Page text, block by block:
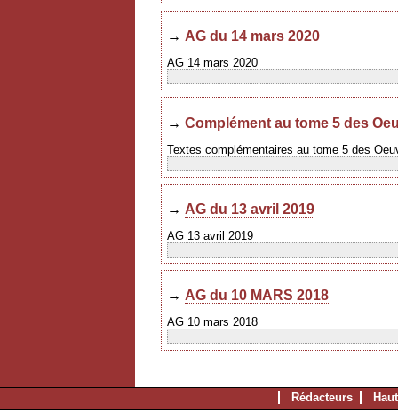
→ AG du 14 mars 2020
AG 14 mars 2020
→ Complément au tome 5 des
Textes complémentaires au tome 5 des
→ AG du 13 avril 2019
AG 13 avril 2019
→ AG du 10 MARS 2018
AG 10 mars 2018
Rédacteurs